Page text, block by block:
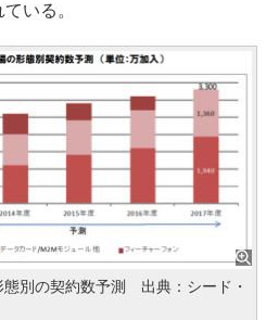
いる。
態別の契約数予測 出典：シード・